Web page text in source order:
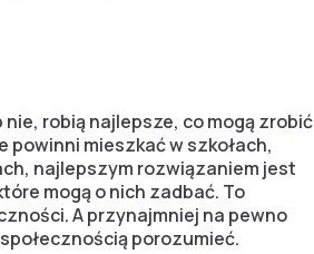
robią najlepsze, co mogą zrobić
mieszkać w szkołach,
najlepszym rozwiązaniem jest
mogą o nich zadbać. To
A przynajmniej na pewno
porozumieć.